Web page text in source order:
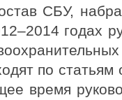
СБУ,
годах
по
время